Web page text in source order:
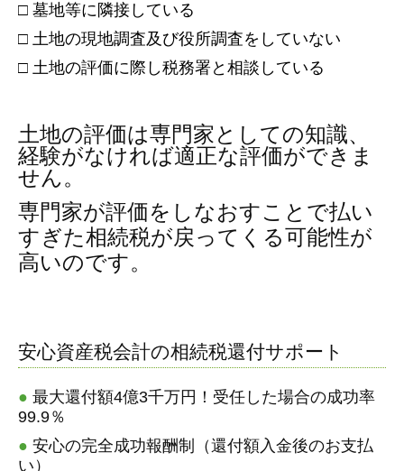
□ 墓地等に隣接している
□ 土地の現地調査及び役所調査をしていない
□ 土地の評価に際し税務署と相談している
土地の評価は専門家としての知識、
経験がなければ適正な評価ができま
せん。
専門家が評価をしなおすことで払い
すぎた相続税が戻ってくる可能性が
高いのです。
安心資産税会計の相続税還付サポート
● 最大還付額4億3千万円！受任した場合の成功率
99.9％
● 安心の完全成功報酬制（還付額入金後のお支払
い）